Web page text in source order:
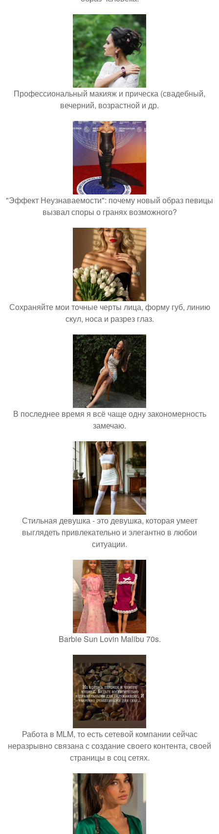
Профессиональный макияж и прическа (свадебный,
вечерний, возрастной и др.
"Эффект Неузнаваемости": почему новый образ певицы
вызвал споры о гранях возможного?
Сохраняйте мои точные черты лица, форму губ, линию
скул, носа и разрез глаз.
В последнее время я всё чаще одну закономерность
замечаю.
Стильная девушка - это девушка, которая умеет
выглядеть привлекательно и элегантно в любои
ситуации.
Barbie Sun Lovin Malibu 70s.
Работа в MLM, то есть сетевой компании сейчас
неразрывно связана с создание своего контента, своей
страницы в соц сетях.